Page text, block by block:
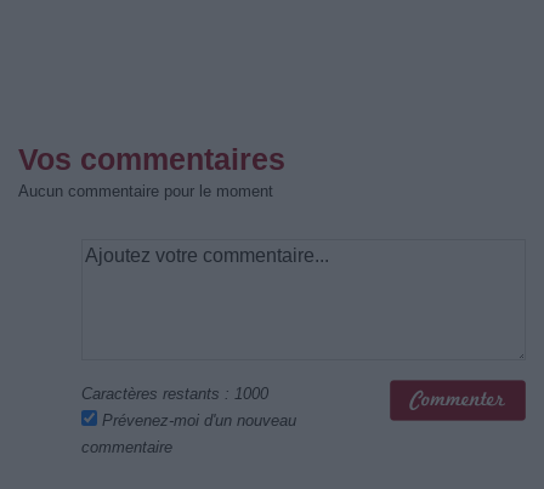
Vos commentaires
Aucun commentaire pour le moment
Caractères restants : 1000
Prévenez-moi d'un nouveau
commentaire